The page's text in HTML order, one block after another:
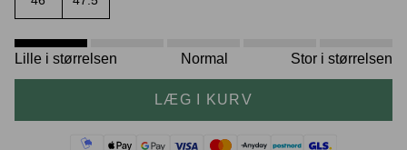
Lille i størrelsen Normal Stor i størrelsen
LÆG I KURV